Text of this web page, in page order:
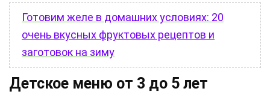
Готовим желе в домашних условиях: 20
очень вкусных фруктовых рецептов и
заготовок на зиму
Детское меню от 3 до 5 лет